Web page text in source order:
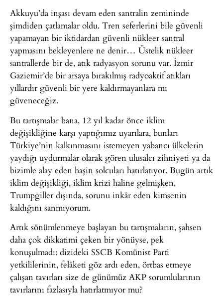
Akkuyu’da inşası devam eden santralin zemininde
şimdiden çatlamalar oldu. Tren seferlerini bile güvenli
yapamayan bir iktidardan güvenli nükleer santral
yapmasını bekleyenlere ne denir… Üstelik nükleer
santrallerde bir de, atık radyasyon sorunu var. İzmir
Gaziemir’de bir arsaya bırakılmış radyoaktif atıkları
yıllardır güvenli bir yere kaldırmayanlara mı
güveneceğiz.
Bu tartışmalar bana, 12 yıl kadar önce iklim
değişikliğine karşı yaptığımız uyarılara, bunları
Türkiye’nin kalkınmasını istemeyen yabancı ülkelerin
yaydığı uydurmalar olarak gören ulusalcı zihniyeti ya da
bizimle alay eden haşin solcuları hatırlatıyor. Bugün artık
iklim değişikliği, iklim krizi haline gelmişken,
Trumpgiller dışında, sorunu inkâr eden kimsenin
kaldığını sanmıyorum.
Artık sönümlenmeye başlayan bu tartışmaların, şahsen
daha çok dikkatimi çeken bir yönüyse, pek
konuşulmadı: dizideki SSCB Komünist Parti
yetkililerinin, felâketi göz ardı eden, örtbas etmeye
çalışan tavırları size de günümüz AKP sorumlularının
tavırlarını fazlasıyla hatırlatmıyor mu?